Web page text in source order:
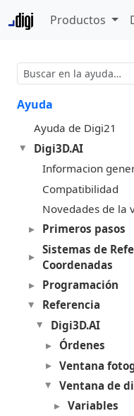
Productos
Ayuda
Ayuda de Digi21
Digi3D.AI
Informacion
Compatibilidad
Novedades de la
Primeros pasos
Sistemas de
Coordenadas
Programación
Referencia
Digi3D.AI
Órdenes
Ventana
Ventana de
Variables